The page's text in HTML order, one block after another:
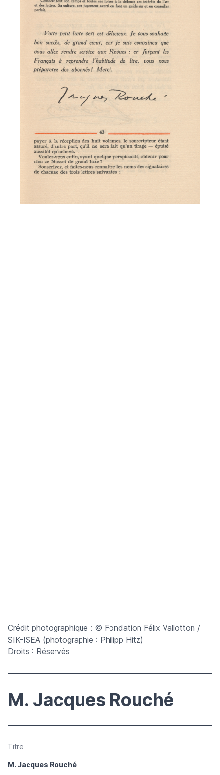
Crédit photographique : © Fondation Félix Vallotton /
SIK-ISEA (photographie : Philipp Hitz)
Droits : Réservés
M. Jacques Rouché
Titre
M. Jacques Rouché